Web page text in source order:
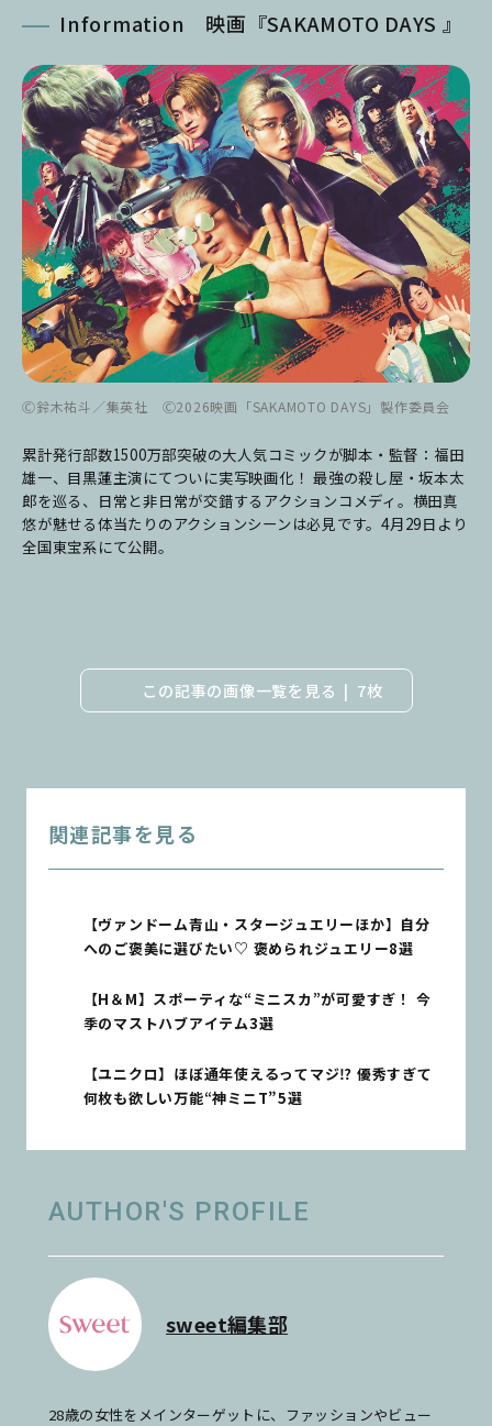
Information 映画『SAKAMOTO DAYS 』
Ⓒ鈴木祐斗／集英社 Ⓒ2026映画「SAKAMOTO DAYS」製作委員会
累計発行部数1500万部突破の大人気コミックが脚本・監督：福田
雄一、目黒蓮主演にてついに実写映画化！ 最強の殺し屋・坂本太
郎を巡る、日常と非日常が交錯するアクションコメディ。横田真
悠が魅せる体当たりのアクションシーンは必見です。4月29日より
全国東宝系にて公開。
この記事の画像一覧を見る 7枚
関連記事を見る
【ヴァンドーム青山・スタージュエリーほか】自分
へのご褒美に選びたい♡ 褒められジュエリー8選
【H＆M】スポーティな“ミニスカ”が可愛すぎ！ 今
季のマストハブアイテム3選
【ユニクロ】ほぼ通年使えるってマジ⁉ 優秀すぎて
何枚も欲しい万能“神ミニT”5選
AUTHOR'S PROFILE
sweet編集部
28歳の女性をメインターゲットに、ファッションやビュー